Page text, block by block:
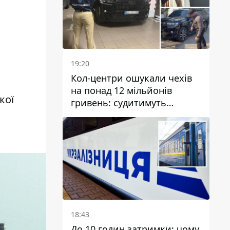
19:20
Кол-центри ошукали чехів
на понад 12 мільйонів
гривень: судитимуть
дніпрянина, який
організував
транснаціональну злочинну
організацію
18:43